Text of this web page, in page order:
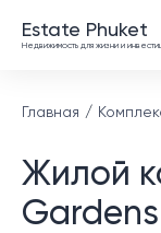
Estate Phuket
Недвижимость для жизни и
Главная
Жилой
Gardens